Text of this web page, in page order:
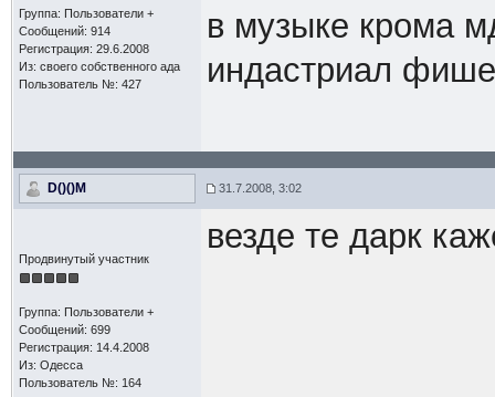
Группа: Пользователи +
Сообщений: 914
Регистрация: 29.6.2008
Из: своего собственного ада
Пользователь №: 427
в музыке крома
индастриал
D()()M 31.7.2008, 3:02
Продвинутый участник
Группа: Пользователи +
Сообщений: 699
Регистрация: 14.4.2008
Из: Одесса
Пользователь №: 164
везде те дарк